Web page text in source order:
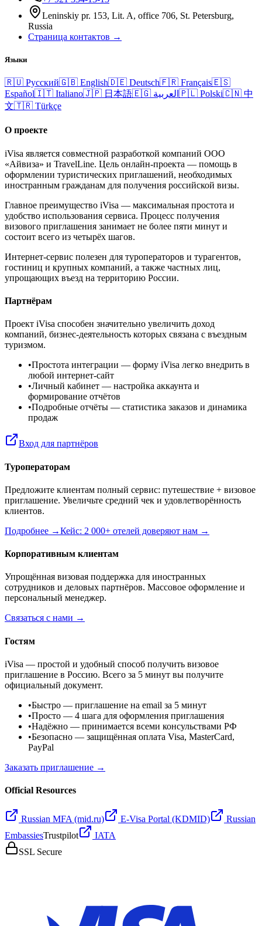
Leninskiy pr. 153, Lit. A, office 706, St. Petersburg,
Russia
Страница контактов →
Языки
🇷🇺 Русский🇬🇧 English🇩🇪 Deutsch🇫🇷 Français🇪🇸
Español🇮🇹 Italiano🇯🇵 日本語🇪🇬 العربية 🇵🇱 Polski🇨🇳 中
文🇹🇷 Türkçe
О проекте
iVisa является совместной разработкой компаний ООО
«Айвиза» и TravelLine. Цель онлайн-проекта — помощь в
оформлении туристических приглашений, необходимых
иностранным гражданам для получения российской визы.
Главное преимущество iVisa — максимальная простота и
удобство использования сервиса. Процесс получения
визового приглашения занимает не более пяти минут и
состоит всего из четырёх шагов.
Интернет-сервис полезен для туроператоров и турагентов,
гостиниц и крупных компаний, а также частных лиц,
упрощающих въезд на территорию России.
Партнёрам
Проект iVisa способен значительно увеличить доход
компаний, бизнес-деятельность которых связана с въездным
туризмом.
•Простота интеграции — форму iVisa легко внедрить в
любой интернет-сайт
•Личный кабинет — настройка аккаунта и
формирование отчётов
•Подробные отчёты — статистика заказов и динамика
продаж
Вход для партнёров
Туроператорам
Предложите клиентам полный сервис: путешествие + визовое
приглашение. Увеличьте средний чек и удовлетворённость
клиентов.
Подробнее →Кейс: 2 000+ отелей доверяют нам →
Корпоративным клиентам
Упрощённая визовая поддержка для иностранных
сотрудников и деловых партнёров. Массовое оформление и
персональный менеджер.
Связаться с нами →
Гостям
iVisa — простой и удобный способ получить визовое
приглашение в Россию. Всего за 5 минут вы получите
официальный документ.
•Быстро — приглашение на email за 5 минут
•Просто — 4 шага для оформления приглашения
•Надёжно — принимается всеми консульствами РФ
•Безопасно — защищённая оплата Visa, MasterCard,
PayPal
Заказать приглашение →
Official Resources
Russian MFA (mid.ru) E-Visa Portal (KDMID)
Russian
EmbassiesTrustpilot
IATA
SSL Secure